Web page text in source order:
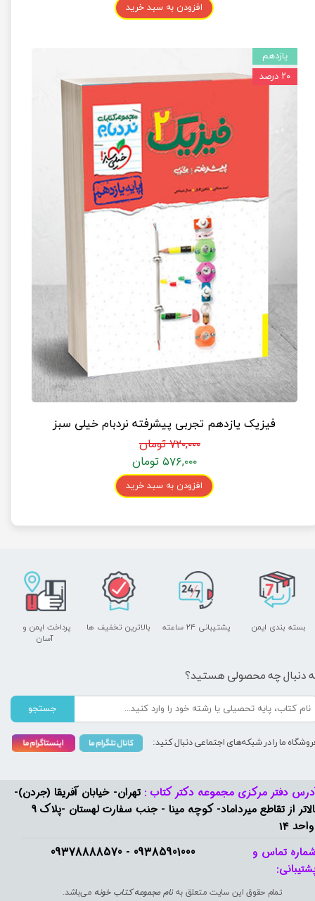
افزودن به سبد خرید
فیزیک یازدهم تجربی پیشرفته نردبام خیلی سبز
۷۲۰,۰۰۰ تومان
۵۷۶,۰۰۰ تومان
افزودن به سبد خرید
یازدهم
۲۰ درصد
09385901000 - 09378888570​​​​​​​
دفتر مرکزی مجموعه دکتر کتاب : تهران- خیابان آفریقا (جردن)-
بالاتر از تقاطع میرداماد- کوچه مینا - جنب سفارت لهستان -پلاک 9
14
تمام حقوق این سایت متعلق بهنام مجموعه کتاب خونه می‌باشد.
تماس و
پشتیبانی ۲۴ ساعته
پرداخت ایمن و ​​​​​​​
آسان
بسته بندی ایمن بالاترین تخفیف ها
دنبال چه محصولی هستید؟
جستجو
ما را در شبکه‌های اجتماعی دنبال کنید: